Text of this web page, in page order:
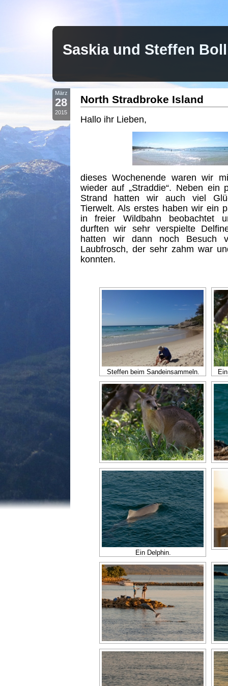
Saskia und Steffen
März
28
2015
North Stradbroke Island
Hallo ihr Lieben,
dieses Wochenende waren wir
wieder auf „Straddie“. Neben ein
Strand hatten wir auch viel
Tierwelt. Als erstes haben wir ein
in freier Wildbahn beobachtet
durften wir sehr verspielte
hatten wir dann noch Besuch
Laubfrosch, der sehr zahm war
konnten.
Steffen beim Sandeinsammeln.
Ein Delphin.